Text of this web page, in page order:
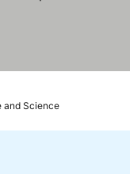
and Science